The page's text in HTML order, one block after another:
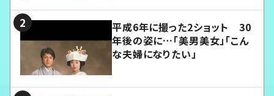
平成6年に撮った2ショット 30
年後の姿に…「美男美女」「こん
な夫婦になりたい」